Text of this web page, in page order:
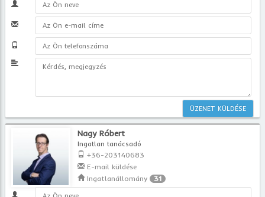
Nagy Róbert
Ingatlan tanácsadó
+36-203140683
E-mail küldése
Ingatlanállomány 31